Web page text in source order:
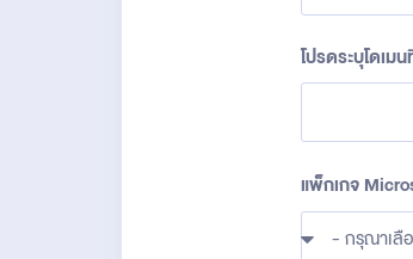
โปรดระบุโดเม
แพ็กเกจ